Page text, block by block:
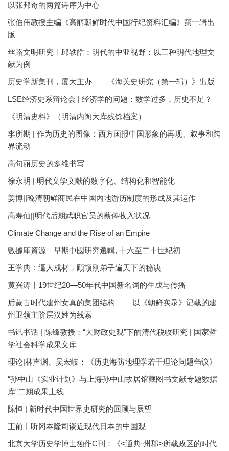
以张邦奇的两篇诗序为中心
张伯伟教授主编《高丽朝鲜时代中国行纪资料汇编》第一辑出
版
丝路文明研究︱邱轶皓：明代的中亚视野：以三种明代地理文
献为例
历史学新集刊，厦大主办——《海关史研究（第一辑）》出版
LSE经济史系辩论会 | 经济学的问题：数学过多，历史不足？
《明清史料》（明清内阁大库残馀档案）
李所期 | 作为历史的图像：西方画报中国形象的再现、叙事和跨
界流动
高句丽历史的多维书写
徐永明 | 明代文学文献的数字化、结构化和智能化
姜博||晚清朝鲜商民在中国内地游历制度的形成及其运作
高寿仙||明代后期武职官员的薪俸收入状况
Climate Change and the Rise of an Empire
數據庫資源｜早期中國研究選輯, 十六至二十世紀初
王学典：逼人成材，顾颉刚弟子遍天下的秘诀
黄兴涛丨19世纪20—50年代中国新名词的生成与传播
后蒙古时代建州女真的集团结构 ——以《朝鲜实录》记载的建
州卫领主阶层汉姓为线索
书讯书话 | 陈锋教授：“大财政史观”下的清代税收研究 | 国家哲
学社会科学成果文库
理论|林声渊、吴宏岐：《历史海防地理学若干理论问题刍议》
“孙中山《实业计划》与上海孙中山故居馆藏图书文献专题数据
库”二期成果上线
陈恒 | 新时代中国世界史研究的回顾与展望
王前丨听冈本隆司谈近现代日本的中国观
北京大学历史学博士独作C刊：《<通典·州郡>所载政区的时代